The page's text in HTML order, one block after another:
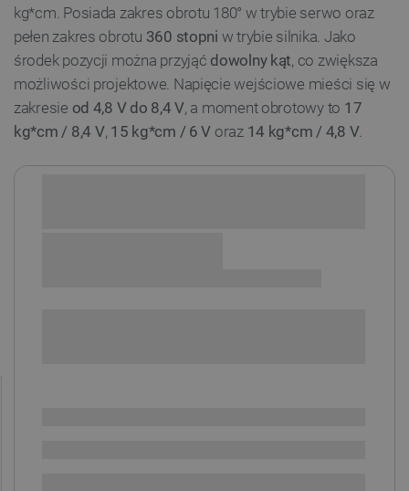
kg*cm. Posiada zakres obrotu 180° w trybie serwo oraz
pełen zakres obrotu 360 stopni w trybie silnika. Jako
środek pozycji można przyjąć dowolny kąt, co zwiększa
możliwości projektowe. Napięcie wejściowe mieści się w
zakresie od 4,8 V do 8,4 V, a moment obrotowy to 17
kg*cm / 8,4 V, 15 kg*cm / 6 V oraz14 kg*cm / 4,8 V.